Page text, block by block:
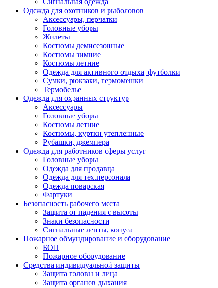
Сигнальная одежда
Одежда для охотников и рыболовов
Аксессуары, перчатки
Головные уборы
Жилеты
Костюмы демисезонные
Костюмы зимние
Костюмы летние
Одежда для активного отдыха, футболки
Сумки, рюкзаки, гермомешки
Термобелье
Одежда для охранных структур
Аксессуары
Головные уборы
Костюмы летние
Костюмы, куртки утепленные
Рубашки, джемпера
Одежда для работников сферы услуг
Головные уборы
Одежда для продавца
Одежда для тех.персонала
Одежда поварская
Фартуки
Безопасность рабочего места
Защита от падения с высоты
Знаки безопасности
Сигнальные ленты, конуса
Пожарное обмундирование и оборудование
БОП
Пожарное оборудование
Средства индивидуальной защиты
Защита головы и лица
Защита органов дыхания